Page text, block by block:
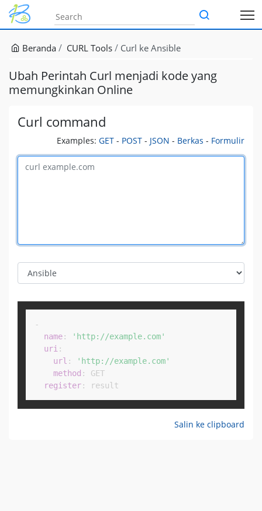
Beranda CURL Tools Curl ke Ansible
Ubah Perintah Curl menjadi kode yang
memungkinkan Online
Curl command
Examples: GET - POST - JSON - Berkas - Formulir
-
name:
'http://example.com'
uri :
url :
'http://example.com'
method :
GET
register: result
Copy
Salin ke clipboard